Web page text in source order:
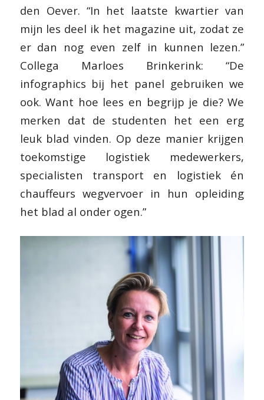
den Oever. “In het laatste kwartier van
mijn les deel ik het magazine uit, zodat ze
er dan nog even zelf in kunnen lezen.”
Collega Marloes Brinkerink: “De
infographics bij het panel gebruiken we
ook. Want hoe lees en begrijp je die? We
merken dat de studenten het een erg
leuk blad vinden. Op deze manier krijgen
toekomstige logistiek medewerkers,
specialisten transport en logistiek én
chauffeurs wegvervoer in hun opleiding
het blad al onder ogen.”